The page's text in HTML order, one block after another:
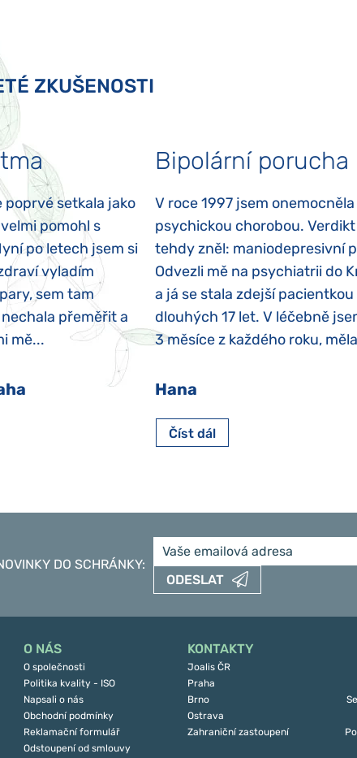
ZKUŠENOSTI
poprvé setkala jako
pomohl s
po letech jsem si
vyladím
sem tam
přeměřit a
mě...
Bipolární porucha
V roce 1997 jsem onemocněla
psychickou chorobou.
tehdy zněl: maniodepresivní
Odvezli mě na psychiatrii do
a já se stala zdejší pacientkou
dlouhých 17 let. V léčebně
3 měsíce z každého roku,
Hana
Číst dál
DO SCHRÁNKY:
ODESLAT
O NÁS
O společnosti
Politika kvality - ISO
Napsali o nás
Obchodní podmínky
Reklamační formulář
Odstoupení od smlouvy
KONTAKTY
Joalis ČR
Praha
Brno
Ostrava
Zahraniční zastoupení